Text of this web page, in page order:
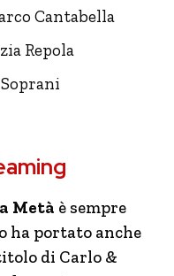
Cantabella
Repola
Metà è sempre
ha portato anche
di Carlo &